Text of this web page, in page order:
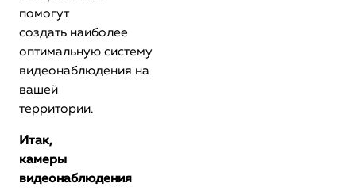
помогут
создать наиболее
оптимальную систему
видеонаблюдения на
вашей
территории.
Итак,
камеры
видеонаблюдения